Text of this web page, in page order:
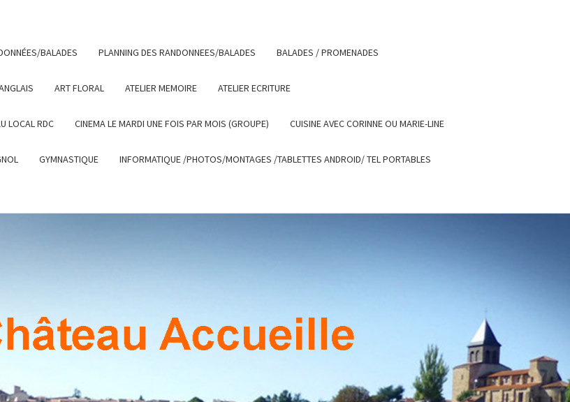
BALADES PLANNING DES RANDONNEES/BALADES BALADES / PROMENADES
ART FLORAL ATELIER MEMOIRE ATELIER ECRITURE
LOCAL RDC CINEMA LE MARDI UNE FOIS PAR MOIS (GROUPE) CUISINE AVEC CORINNE OU MARIE-LINE
GYMNASTIQUE INFORMATIQUE /PHOTOS/MONTAGES /TABLETTES ANDROID/ TEL PORTABLES